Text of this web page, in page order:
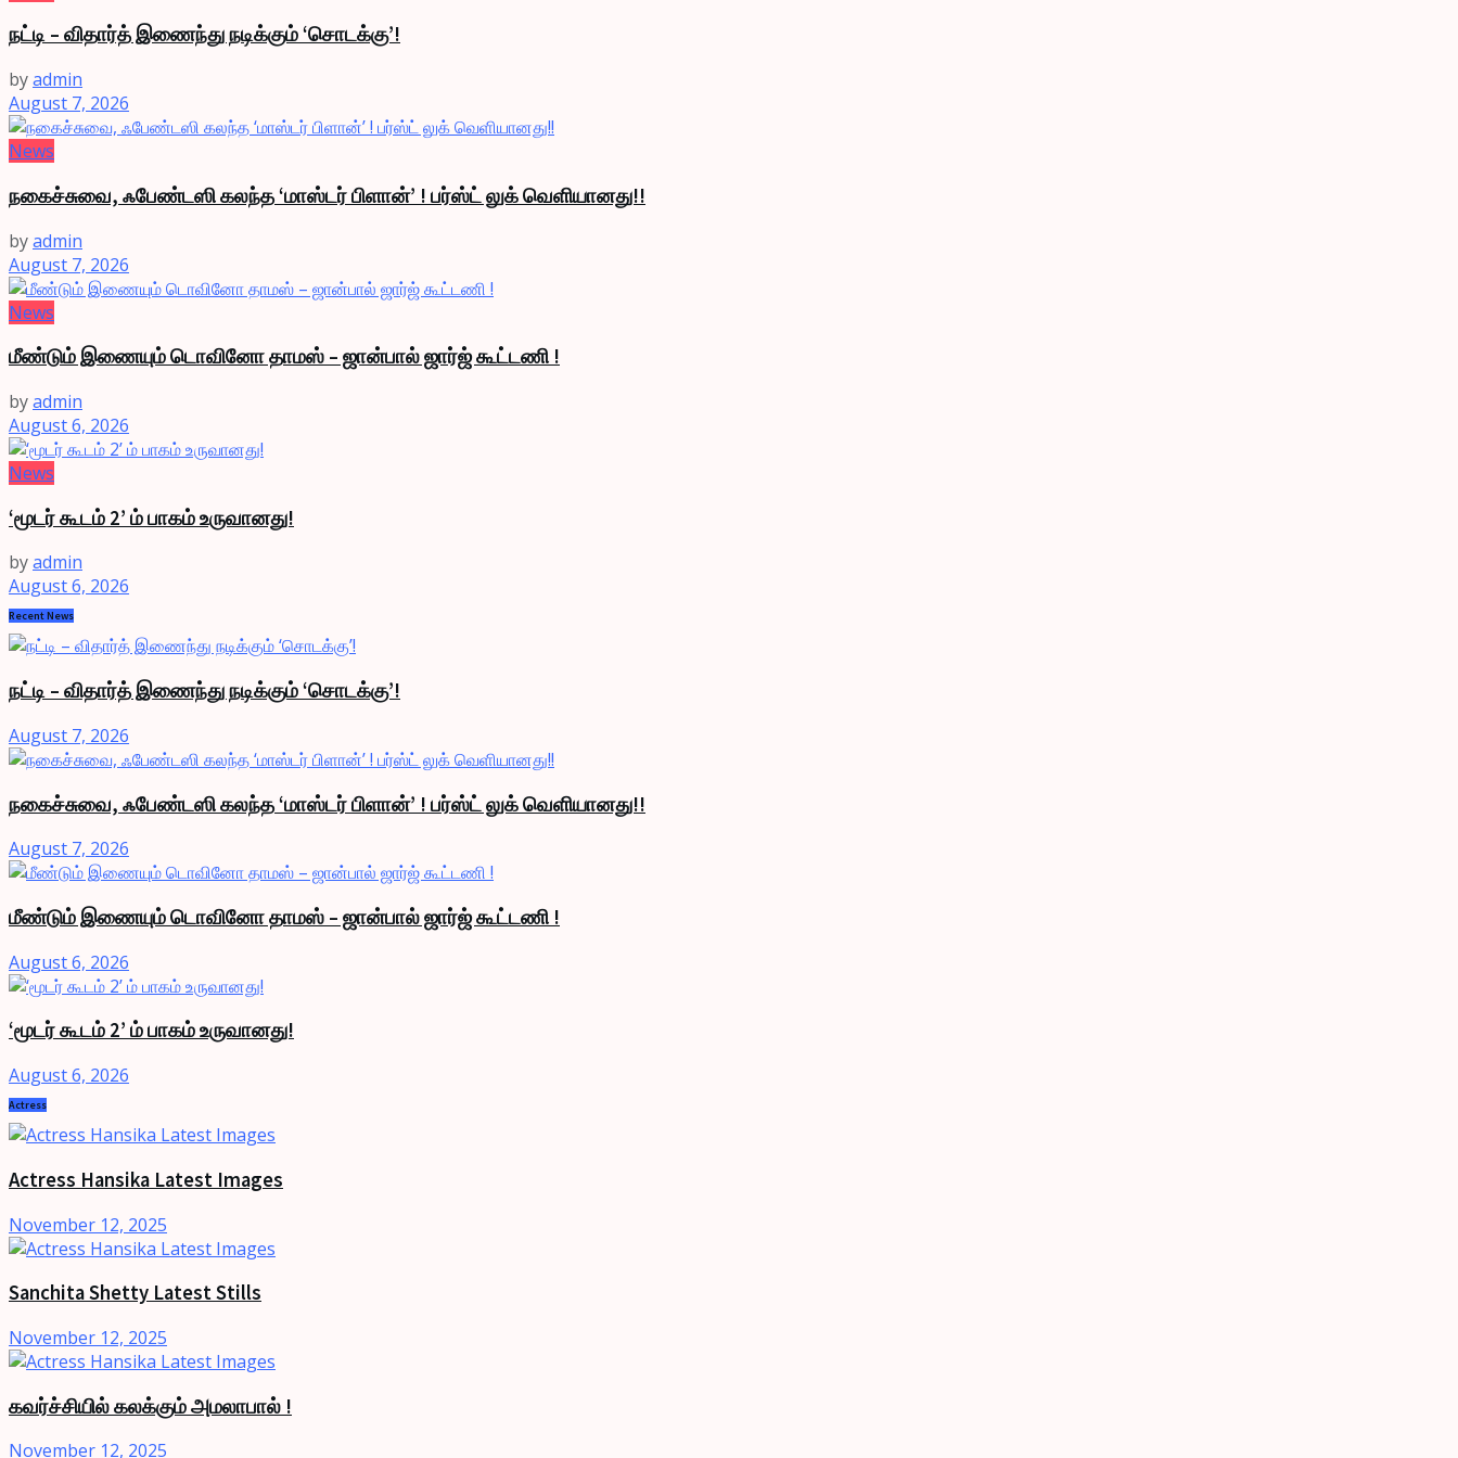
நட்டி – விதார்த் இணைந்து நடிக்கும் ‘சொடக்கு’!
byadmin
August 7, 2026
News
நகைச்சுவை, ஃபேண்டஸி கலந்த ‘மாஸ்டர் பிளான்’ ! பர்ஸ்ட் லுக் வெளியானது!!
byadmin
August 7, 2026
News
மீண்டும் இணையும் டொவினோ தாமஸ் – ஜான்பால் ஜார்ஜ் கூட்டணி !
byadmin
August 6, 2026
News
‘மூடர் கூடம் 2’ ம் பாகம் உருவானது!
byadmin
August 6, 2026
Recent News
நட்டி – விதார்த் இணைந்து நடிக்கும் ‘சொடக்கு’!
August 7, 2026
நகைச்சுவை, ஃபேண்டஸி கலந்த ‘மாஸ்டர் பிளான்’ ! பர்ஸ்ட் லுக் வெளியானது!!
August 7, 2026
மீண்டும் இணையும் டொவினோ தாமஸ் – ஜான்பால் ஜார்ஜ் கூட்டணி !
August 6, 2026
‘மூடர் கூடம் 2’ ம் பாகம் உருவானது!
August 6, 2026
Actress
Actress Hansika Latest Images
November 12, 2025
Sanchita Shetty Latest Stills
November 12, 2025
கவர்ச்சியில் கலக்கும் அமலாபால் !
November 12, 2025